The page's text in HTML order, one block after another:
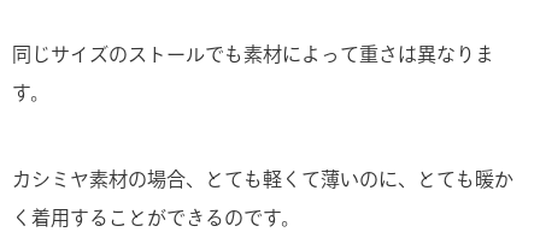
同じサイズのストールでも素材によって重さは異なりま
す。
カシミヤ素材の場合、とても軽くて薄いのに、とても暖か
く着用することができるのです。